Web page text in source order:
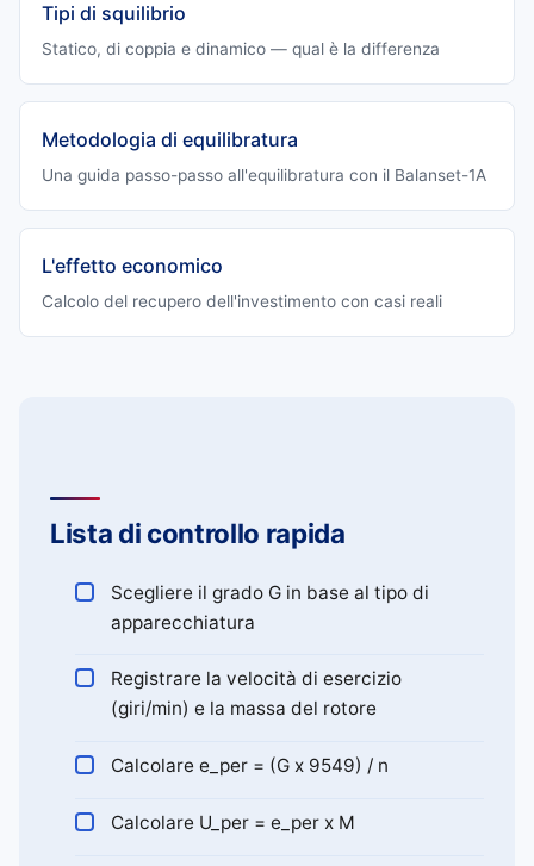
Tipi di squilibrio
Statico, di coppia e dinamico — qual è la differenza
Metodologia di equilibratura
Una guida passo-passo all'equilibratura con il Balanset-1A
L'effetto economico
Calcolo del recupero dell'investimento con casi reali
Lista di controllo rapida
Scegliere il grado G in base al tipo di
apparecchiatura
Registrare la velocità di esercizio
(giri/min) e la massa del rotore
Calcolare e_per = (G x 9549) / n
Calcolare U_per = e_per x M